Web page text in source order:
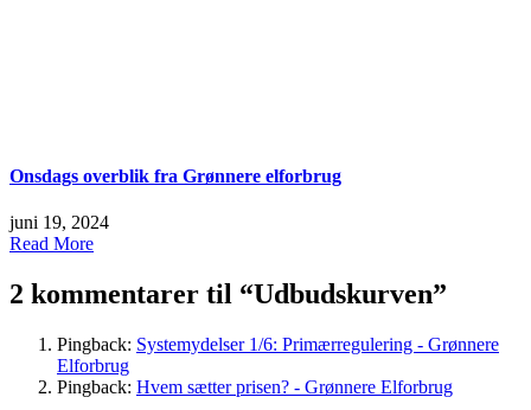
Onsdags overblik fra Grønnere elforbrug
juni 19, 2024
Read More
2 kommentarer til “Udbudskurven”
Pingback: Systemydelser 1/6: Primærregulering - Grønnere
Elforbrug
Pingback: Hvem sætter prisen? - Grønnere Elforbrug